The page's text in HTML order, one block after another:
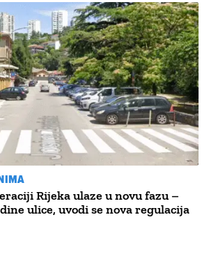
Rijeka ulaze u novu fazu –
ulice, uvodi se nova regulacija